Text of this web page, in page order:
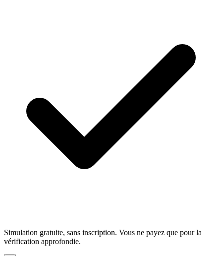
Simulation gratuite, sans inscription. Vous ne payez que pour la
vérification approfondie.